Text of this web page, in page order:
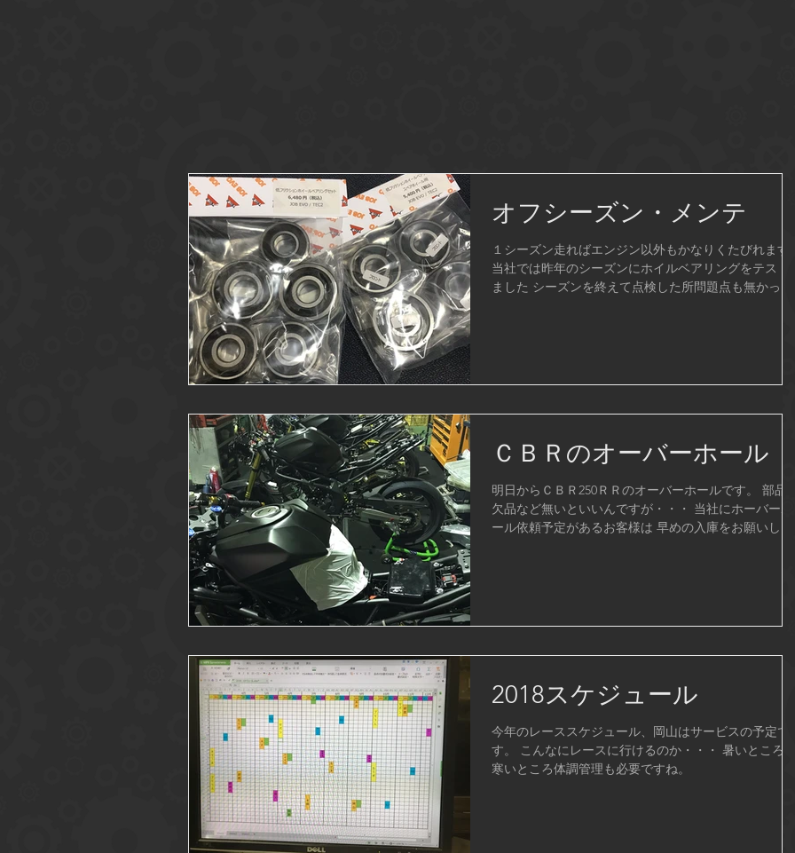
オフシーズン・メンテ
１シーズン走ればエンジン以外もかなりくたびれます。
当社では昨年のシーズンにホイルベアリングをテストし
ました シーズンを終えて点検した所問題点も無かった
ＣＢＲのオーバーホール
明日からＣＢＲ250ＲＲのオーバーホールです。 部品の
欠品など無いといいんですが・・・ 当社にホーバーホ
ール依頼予定があるお客様は 早めの入庫をお願いしま
2018スケジュール
今年のレーススケジュール、岡山はサービスの予定で
す。 こんなにレースに行けるのか・・・ 暑いところ、
寒いところ体調管理も必要ですね。